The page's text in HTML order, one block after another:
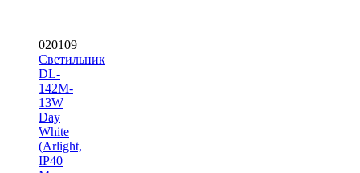
020109
Светильник
DL-
142M-
13W
Day
White
(Arlight,
IP40